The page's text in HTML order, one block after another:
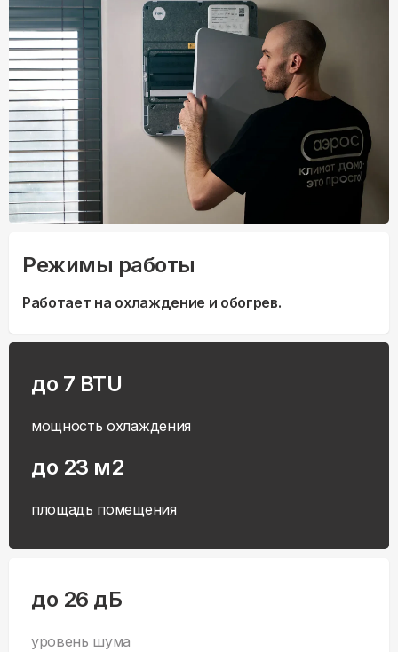
Режимы работы
Работает на охлаждение и обогрев.
до 7 BTU
мощность охлаждения
до 23 м2
площадь помещения
до 26 дБ
уровень шума